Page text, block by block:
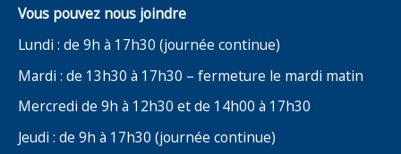
Vous pouvez nous joindre
Lundi : de 9h à 17h30 (journée continue)
Mardi : de 13h30 à 17h30 – fermeture le mardi matin
Mercredi de 9h à 12h30 et de 14h00 à 17h30
Jeudi : de 9h à 17h30 (journée continue)